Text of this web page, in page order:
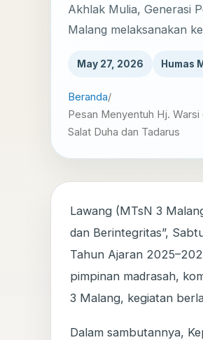
Akhlak Mulia, Generasi
Malang melaksanakan
May 27, 2026 Humas
Beranda/
Pesan Menyentuh Hj.
Salat Duha dan Tadarus
Lawang (MTsN 3
dan Berintegritas”,
Tahun Ajaran
pimpinan madrasah,
3 Malang, kegiatan
Dalam sambutannya,